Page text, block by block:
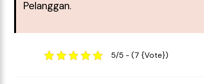
Pelanggan.
5/5 - (7 {vote})